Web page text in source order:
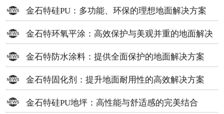
金石特硅PU：多功能、环保的理想地面解决方案
金石特环氧平涂：高效保护与美观并重的地面解决
方案
金石特防水涂料：提供全面保护的地面解决方案
金石特固化剂：提升地面耐用性的高效解决方案
金石特硅PU地坪：高性能与舒适感的完美结合